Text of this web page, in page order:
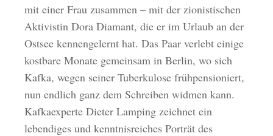
mit einer Frau zusammen – mit der zionistischen
Aktivistin Dora Diamant, die er im Urlaub an der
Ostsee kennengelernt hat. Das Paar verlebt einige
kostbare Monate gemeinsam in Berlin, wo sich
Kafka, wegen seiner Tuberkulose frühpensioniert,
nun endlich ganz dem Schreiben widmen kann.
Kafkaexperte Dieter Lamping zeichnet ein
lebendiges und kenntnisreiches Porträt des